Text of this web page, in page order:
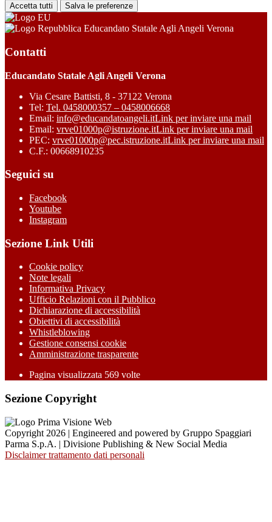
Accetta tutti Salva le preferenze
Educandato Statale Agli Angeli Verona
Contatti
Educandato Statale Agli Angeli Verona
Via Cesare Battisti, 8 - 37122 Verona
Tel: Tel. 0458000357 – 0458006668
Email: info@educandatoangeli.itLink per inviare una mail
Email: vrve01000p@istruzione.itLink per inviare una mail
PEC: vrve01000p@pec.istruzione.itLink per inviare una mail
C.F.: 00668910235
Seguici su
Facebook
Youtube
Instagram
Sezione Link Utili
Cookie policy
Note legali
Informativa Privacy
Ufficio Relazioni con il Pubblico
Dichiarazione di accessibilità
Obiettivi di accessibilità
Whistleblowing
Gestione consensi cookie
Amministrazione trasparente
Pagina visualizzata 569 volte
Sezione Copyright
Copyright 2026 | Engineered and powered by Gruppo Spaggiari
Parma S.p.A. | Divisione Publishing & New Social Media
Disclaimer trattamento dati personali